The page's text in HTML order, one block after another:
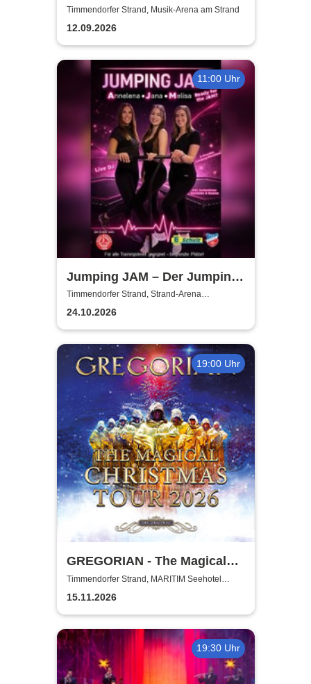
Tour 2026
Timmendorfer Strand, Musik-Arena am Strand
12.09.2026
11:00 Uhr
Jumping JAM – Der Jumping-
Marathon
Timmendorfer Strand, Strand-Arena
Timmendorf
24.10.2026
19:00 Uhr
GREGORIAN - The Magical
Christmas Tour 2026
Timmendorfer Strand, MARITIM Seehotel
Timmendorfer Strand
15.11.2026
19:30 Uhr